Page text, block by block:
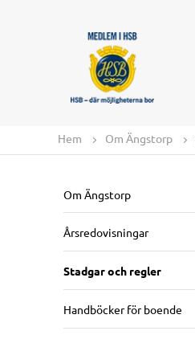
Hem Om Ängstorp
Om Ängstorp
Årsredovisningar
Stadgar och regler
Handböcker för boende